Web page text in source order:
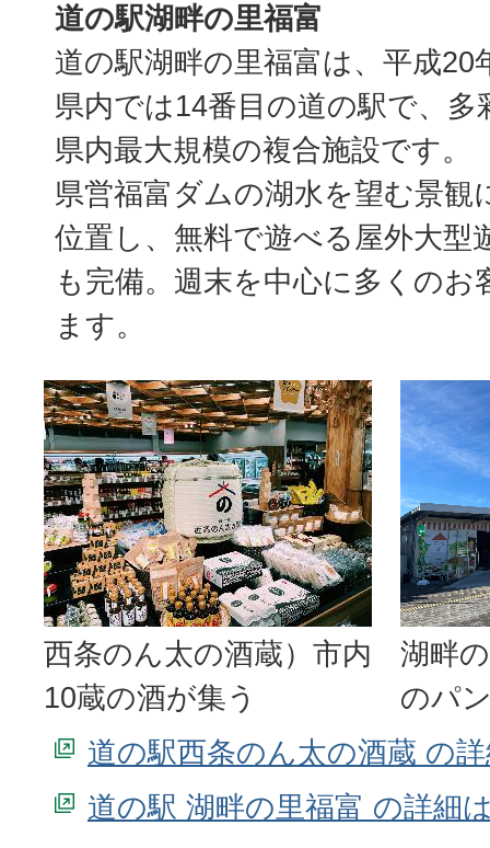
道の駅湖畔の里福富
道の駅湖畔の里福富は、平成20
県内では14番目の道の駅で、多
県内最大規模の複合施設です。
県営福富ダムの湖水を望む景観
位置し、無料で遊べる屋外大型
も完備。週末を中心に多くのお
ます。
西条のん太の酒蔵）市内
10蔵の酒が集う
湖畔
のパ
道の駅西条のん太の酒蔵 の
道の駅 湖畔の里福富 の詳細